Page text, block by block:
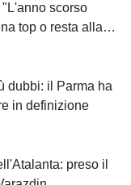
scorso
top o resta alla
dubbi: il Parma ha
in definizione
preso il